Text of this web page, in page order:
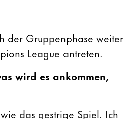
der Gruppenphase weiter
League antreten.
wird es ankommen,
das gestrige Spiel. Ich